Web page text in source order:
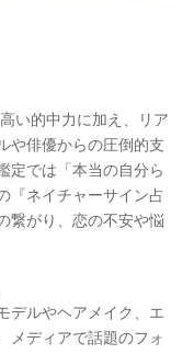
い的中力に加え、リア
や俳優からの圧倒的支
定では「本当の自分ら
『ネイチャーサイン占
繋がり、恋の不安や悩
デルやヘアメイク、エ
メディアで話題のフォ